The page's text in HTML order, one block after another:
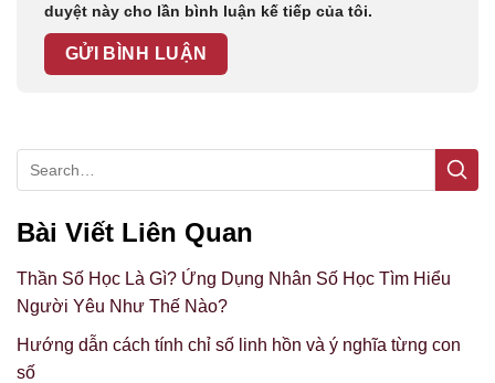
duyệt này cho lần bình luận kế tiếp của tôi.
Bài Viết Liên Quan
Thần Số Học Là Gì? Ứng Dụng Nhân Số Học Tìm Hiểu
Người Yêu Như Thế Nào?
Hướng dẫn cách tính chỉ số linh hồn và ý nghĩa từng con
số